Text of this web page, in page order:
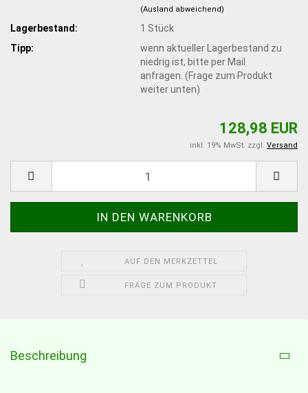
(Ausland abweichend)
Lagerbestand: 1 Stück
Tipp:
wenn aktueller Lagerbestand zu
niedrig ist, bitte per Mail
anfragen. (Frage zum Produkt
weiter unten)
128,98 EUR
inkl. 19% MwSt. zzgl. Versand
AUF DEN MERKZETTEL
FRAGE ZUM PRODUKT
Beschreibung